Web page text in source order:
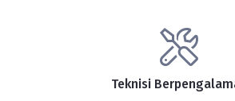
Teknisi